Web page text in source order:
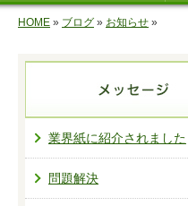
HOME » ブログ » お知らせ »
業界紙に紹介されました
問題解決